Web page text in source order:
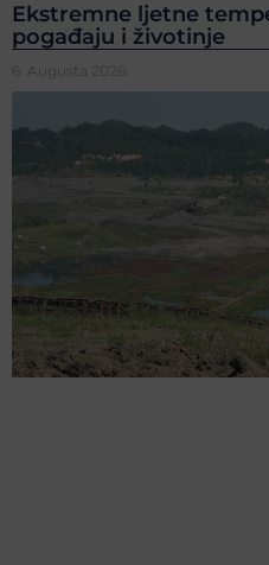
Ekstremne ljetne
pogađaju i životinje
6. Augusta 2026.